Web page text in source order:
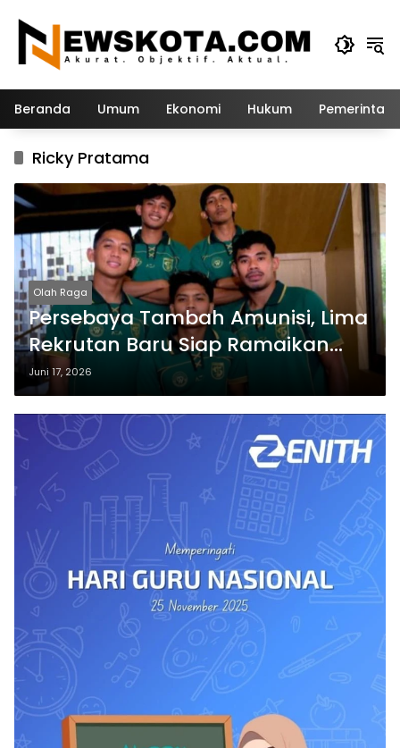
konten
Beranda Umum Ekonomi Hukum
Ricky Pratama
Olah Raga
Persebaya Tambah Amunisi, Lima
Rekrutan Baru Siap Ramaikan
Persaingan Tim
Juni 17, 2026